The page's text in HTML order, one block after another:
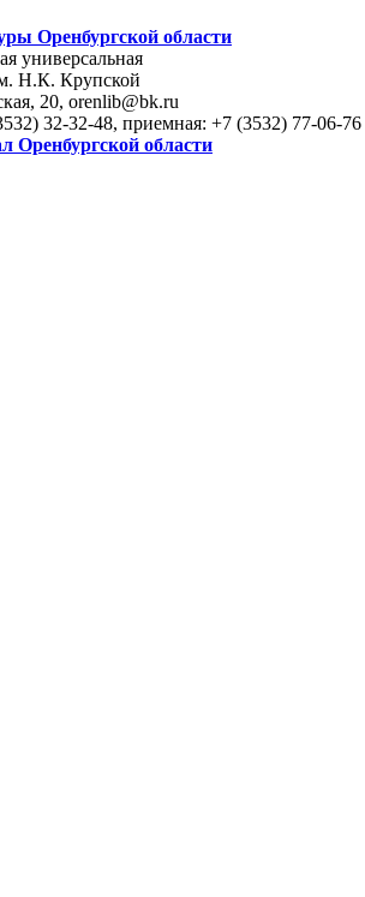
Оренбургской области
универсальная
Н.К. Крупской
20, orenlib@bk.ru
32-32-48, приемная: +7 (3532) 77-06-76
Оренбургской области